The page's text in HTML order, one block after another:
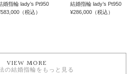
婚指輪 lady’s Pt950
（税込）
結婚指輪 lady’s Pt950
¥286,000（税込）
VIEW MORE
の結婚指輪をもっと見る